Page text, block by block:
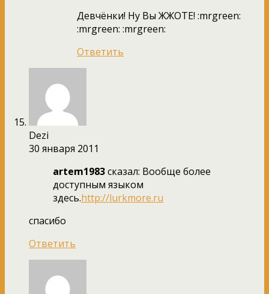
Девчёнки! Ну Вы ЖЖОТЕ! :mrgreen:
:mrgreen: :mrgreen:
Ответить
Dezi
30 января 2011
artem1983сказал: Вообще более
доступным языком
здесь.http://lurkmore.ru
спасибо
Ответить